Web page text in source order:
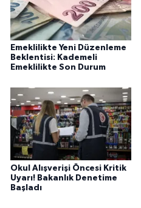
Emeklilikte Yeni Düzenleme
Beklentisi: Kademeli
Emeklilikte Son Durum
Okul Alışverişi Öncesi Kritik
Uyarı! Bakanlık Denetime
Başladı